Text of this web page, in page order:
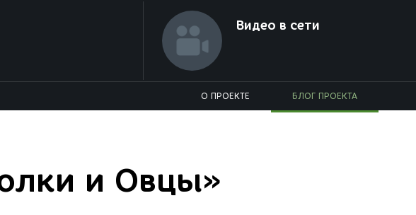
Видео в сети
О ПРОЕКТЕ БЛОГ ПРОЕКТА
и Овцы»